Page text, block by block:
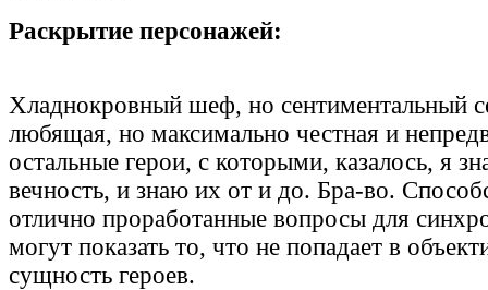
Раскрытие персонажей:
Хладнокровный шеф, но сентиментальный
любящая, но максимально честная и
остальные герои, с которыми, казалось, я
вечность, и знаю их от и до. Бра-во.
отлично проработанные вопросы для
могут показать то, что не попадает в
сущность героев.